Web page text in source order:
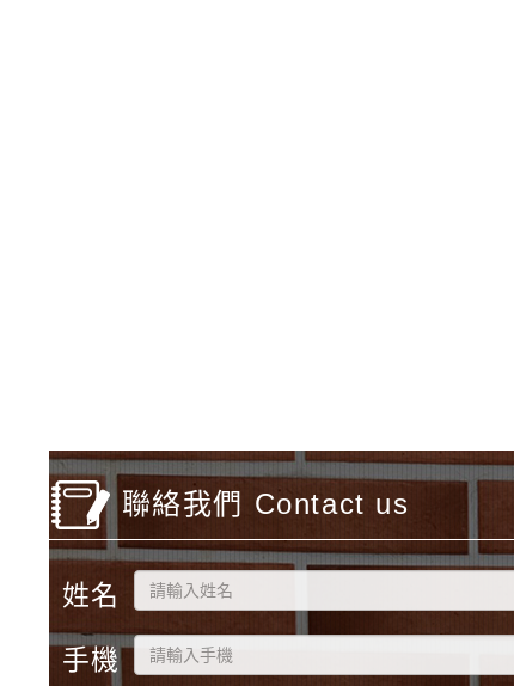
聯絡我們 Contact us
姓名
手機